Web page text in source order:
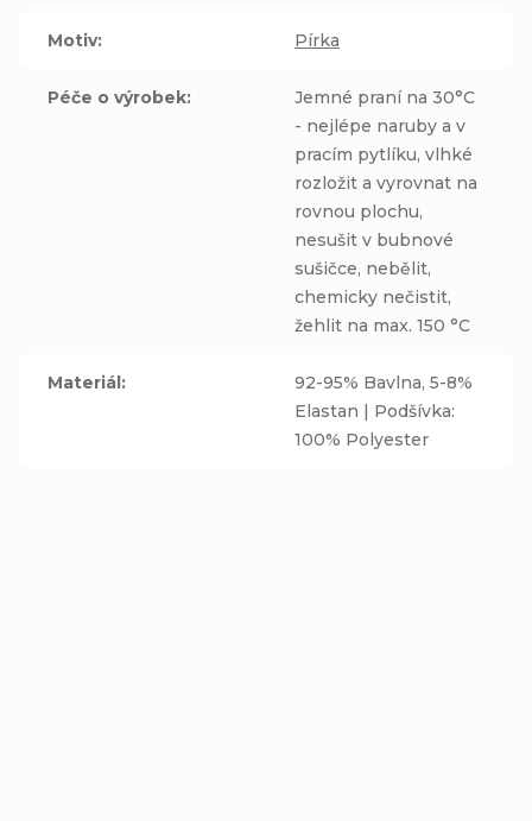
Motiv: Pírka
Péče o výrobek:
Jemné praní na 30°C
- nejlépe naruby a v
pracím pytlíku, vlhké
rozložit a vyrovnat na
rovnou plochu,
nesušit v bubnové
sušičce, nebělit,
chemicky nečistit,
žehlit na max. 150 °C
Materiál:
92-95% Bavlna, 5-8%
Elastan | Podšívka:
100% Polyester